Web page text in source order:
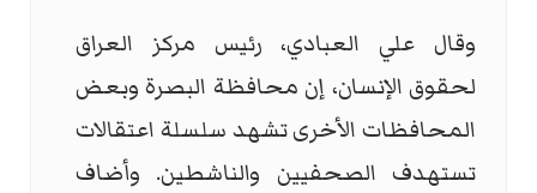
وقال علي العبادي، رئيس مركز العراق
لحقوق الإنسان، إن محافظة البصرة وبعض
المحافظات الأخرى تشهد سلسلة اعتقالات
تستهدف الصحفيين والناشطين. وأضاف